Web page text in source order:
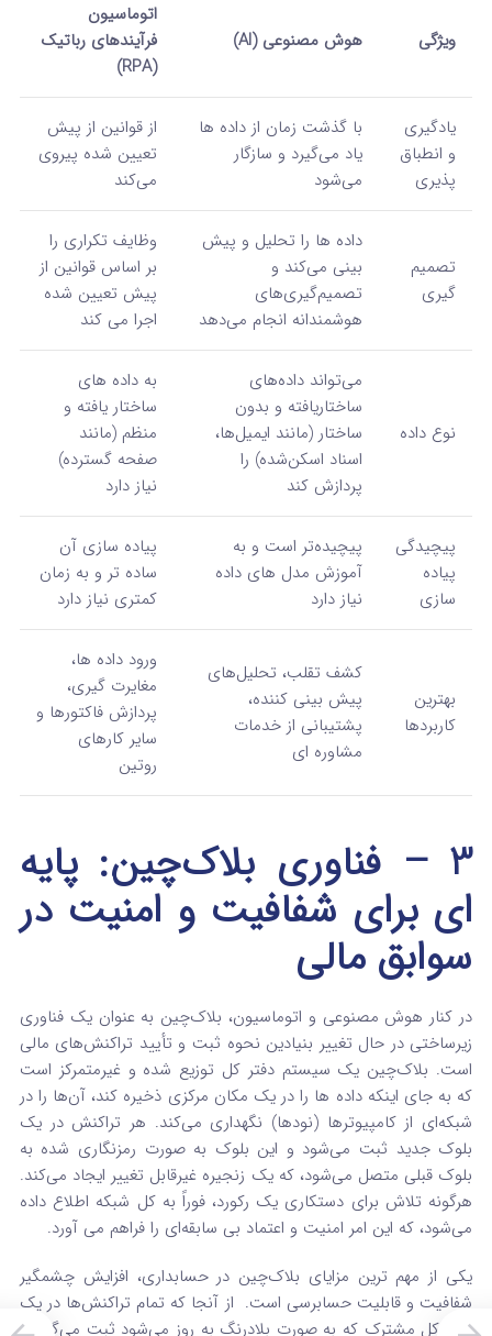
ویژگی هوش مصنوعی (AI)
اتوماسیون
فرآیندهای رباتیک
(RPA)
یادگیری
و انطباق‌
پذیری
با گذشت زمان از داده‌ ها
یاد می‌گیرد و سازگار
می‌شود
از قوانین از پیش
تعیین شده پیروی
می‌کند
تصمیم‌
گیری
داده‌ ها را تحلیل و پیش‌
بینی می‌کند و
تصمیم‌گیری‌های
هوشمندانه انجام می‌دهد
وظایف تکراری را
بر اساس قوانین از
پیش تعیین شده
اجرا می‌ کند
نوع داده
می‌تواند داده‌های
ساختاریافته و بدون
ساختار (مانند ایمیل‌ها،
اسناد اسکن‌شده) را
پردازش کند
به داده‌ های
ساختار یافته و
منظم (مانند
صفحه‌ گسترده)
نیاز دارد
پیچیدگی
پیاده‌
سازی
پیچیده‌تر است و به
آموزش مدل‌ های داده
نیاز دارد
پیاده‌ سازی آن
ساده‌ تر و به زمان
کمتری نیاز دارد
بهترین
کاربردها
کشف تقلب، تحلیل‌های
پیش‌ بینی‌ کننده،
پشتیبانی از خدمات
مشاوره‌ ای
ورود داده‌ ها،
مغایرت‌ گیری،
پردازش فاکتورها و
سایر کارهای
روتین
3 – فناوری بلاک‌چین: پایه‌
ای برای شفافیت و امنیت در
سوابق مالی
در کنار هوش مصنوعی و اتوماسیون، بلاک‌چین به عنوان یک فناوری
زیرساختی در حال تغییر بنیادین نحوه ثبت و تأیید تراکنش‌های مالی
است. بلاک‌چین یک سیستم دفتر کل توزیع‌ شده و غیرمتمرکز است
که به جای اینکه داده‌ ها را در یک مکان مرکزی ذخیره کند، آن‌ها را در
شبکه‌ای از کامپیوترها (نودها) نگهداری می‌کند. هر تراکنش در یک
بلوک جدید ثبت می‌شود و این بلوک به صورت رمزنگاری شده به
بلوک قبلی متصل می‌شود، که یک زنجیره غیرقابل تغییر ایجاد می‌کند.
هرگونه تلاش برای دستکاری یک رکورد، فوراً به کل شبکه اطلاع داده
می‌شود، که این امر امنیت و اعتماد بی‌ سابقه‌ای را فراهم می‌ آورد.
یکی از مهم‌ ترین مزایای بلاک‌چین در حسابداری، افزایش چشمگیر
شفافیت و قابلیت حسابرسی است. از آنجا که تمام تراکنش‌ها در یک
دفتر کل مشترک که به صورت بلادرنگ به‌ روز می‌شود ثبت می‌گردند،